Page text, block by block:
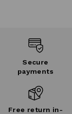
Secure
payments
Free return in-